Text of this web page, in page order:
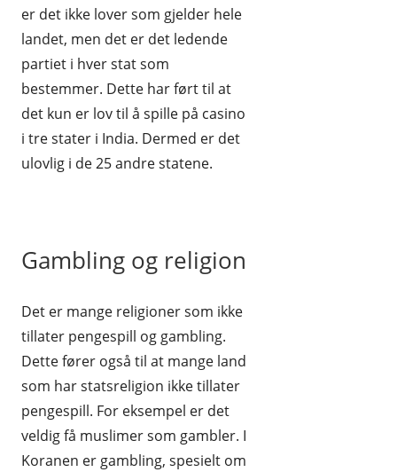
er det ikke lover som gjelder hele
landet, men det er det ledende
partiet i hver stat som
bestemmer. Dette har ført til at
det kun er lov til å spille på casino
i tre stater i India. Dermed er det
ulovlig i de 25 andre statene.
Gambling og religion
Det er mange religioner som ikke
tillater pengespill og gambling.
Dette fører også til at mange land
som har statsreligion ikke tillater
pengespill. For eksempel er det
veldig få muslimer som gambler. I
Koranen er gambling, spesielt om